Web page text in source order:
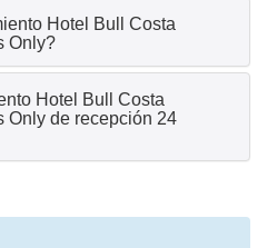
Hotel Bull Costa
Only?
Hotel Bull Costa
Only de recepción 24